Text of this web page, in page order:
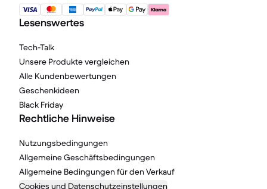
Lesenswertes
Tech-Talk
Unsere Produkte vergleichen
Alle Kundenbewertungen
Geschenkideen
Black Friday
Rechtliche Hinweise
Nutzungsbedingungen
Allgemeine Geschäftsbedingungen
Allgemeine Bedingungen für den Verkauf
Cookies und Datenschutzeinstellungen